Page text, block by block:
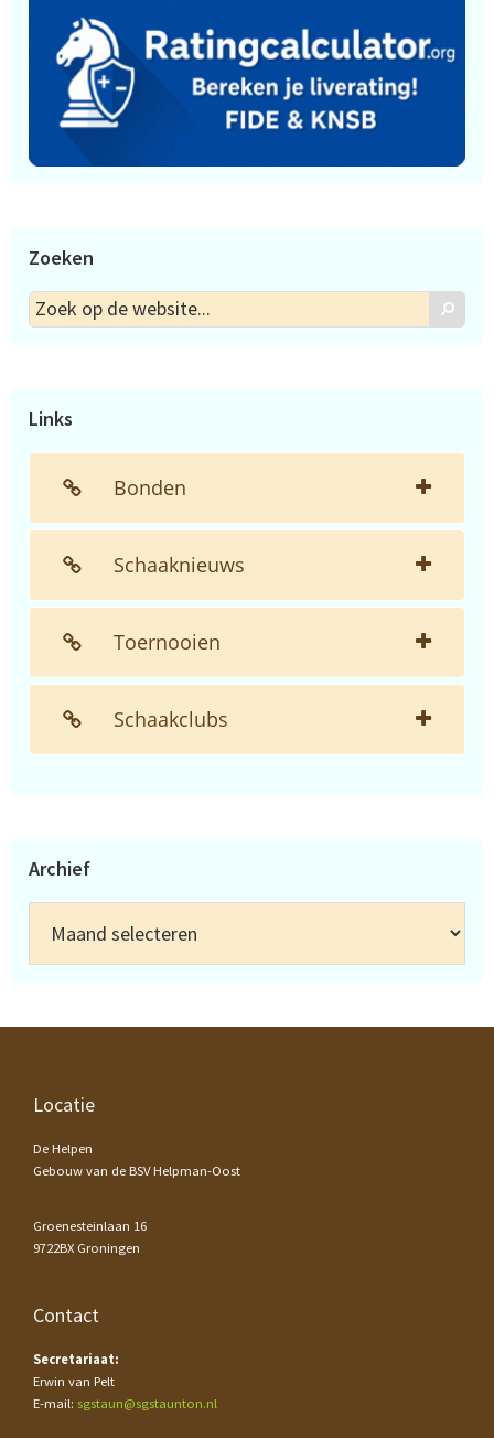
Zoeken
Zoek
op
Zoek
Links
Bonden
Schaaknieuws
Toernooien
Schaakclubs
Archief
Footer
Locatie
De Helpen
Gebouw van de BSV Helpman-Oost
Groenesteinlaan 16
9722BX Groningen
Contact
Secretariaat:
Erwin van Pelt
E-mail: sgstaun@sgstaunton.nl